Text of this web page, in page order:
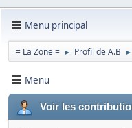
Menu principal
= La Zone = ► Profil de A.B ►
Menu
Voir les